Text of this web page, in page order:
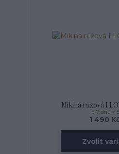
Mikina růžová I
1 490
5-7 dnů >
Zvolit